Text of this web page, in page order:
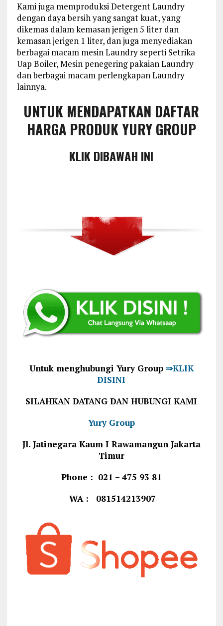
Kami juga memproduksi Detergent Laundry
dengan daya bersih yang sangat kuat, yang
dikemas dalam kemasan jerigen 5 liter dan
kemasan jerigen 1 liter, dan juga menyediakan
berbagai macam mesin Laundry seperti Setrika
Uap Boiler, Mesin penegering pakaian Laundry
dan berbagai macam perlengkapan Laundry
lainnya.
UNTUK MENDAPATKAN DAFTAR
HARGA PRODUK YURY GROUP
KLIK DIBAWAH INI
Untuk menghubungi Yury Group⇒KLIK
DISINI
SILAHKAN DATANG DAN HUBUNGI KAMI
Yury Group
Jl. Jatinegara Kaum I Rawamangun Jakarta
Timur
Phone : 021 – 475 93 81
WA : 081514213907